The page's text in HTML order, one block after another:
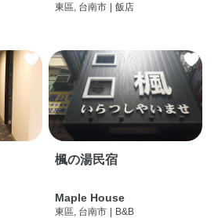
東區, 台南市 | 飯店
楓の湯民宿
Maple House
東區, 台南市 | B&B